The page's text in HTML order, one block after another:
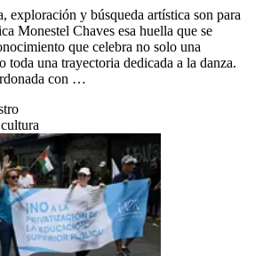
exploración y búsqueda artística son para
Monestel Chaves esa huella que se
que celebra no solo una
toda una trayectoria dedicada a la danza.
con …